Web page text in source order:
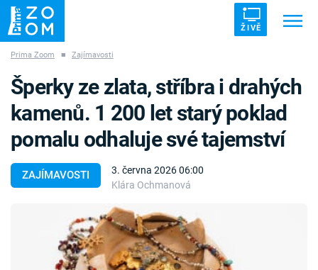
ŽIVĚ
ZÁHADY VETŘELCI DÁVNOVĚKU
Témata
Pořady
Prima Zoom ■ Zajímavosti
ZAJÍMAVOSTI
3. června 2026 06:00
Klára Ochmanová
Šperky ze zlata, stříbra i drahých
kamenů. 1 200 let starý poklad
pomalu odhaluje své tajemství